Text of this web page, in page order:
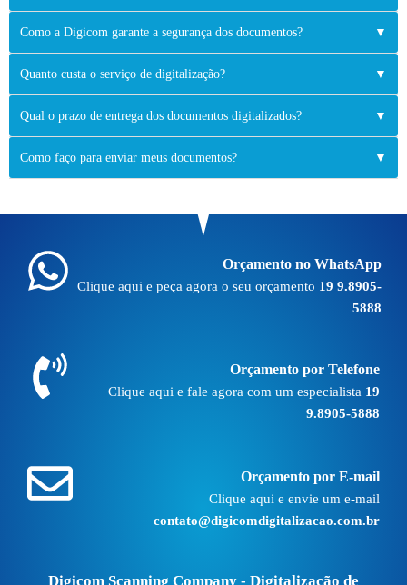
Como a Digicom garante a segurança dos documentos? ▼
Quanto custa o serviço de digitalização? ▼
Qual o prazo de entrega dos documentos digitalizados? ▼
Como faço para enviar meus documentos? ▼
Orçamento no WhatsApp
Clique aqui e peça agora o seu orçamento 19 9.8905-
5888
Orçamento por Telefone
Clique aqui e fale agora com um especialista 19
9.8905-5888
Orçamento por E-mail
Clique aqui e envie um e-mail
contato@digicomdigitalizacao.com.br
Digicom Scanning Company - Digitalização de